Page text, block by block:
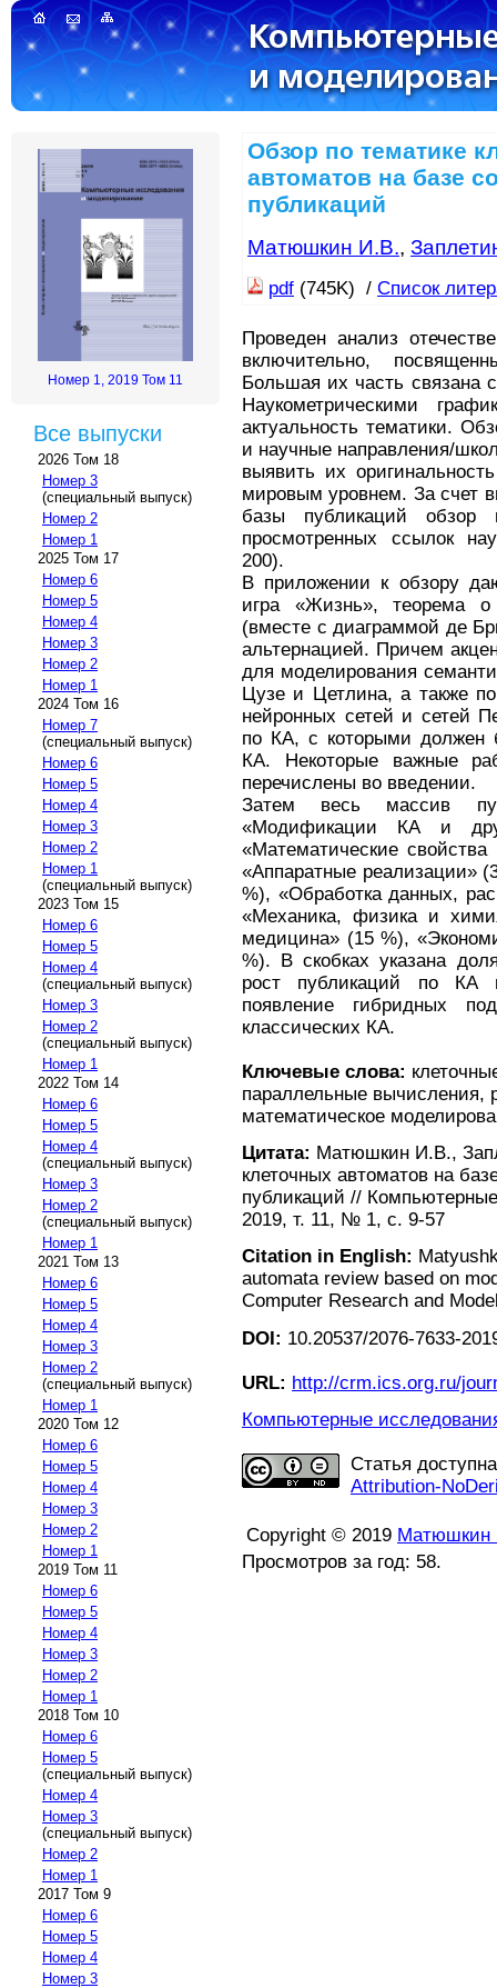
Номер 1, 2019 Том 11
Все выпуски
2026 Том 18
Номер 3
(специальный выпуск)
Номер 2
Номер 1
2025 Том 17
Номер 6
Номер 5
Номер 4
Номер 3
Номер 2
Номер 1
2024 Том 16
Номер 7
(специальный выпуск)
Номер 6
Номер 5
Номер 4
Номер 3
Номер 2
Номер 1
(специальный выпуск)
2023 Том 15
Номер 6
Номер 5
Номер 4
(специальный выпуск)
Номер 3
Номер 2
(специальный выпуск)
Номер 1
2022 Том 14
Номер 6
Номер 5
Номер 4
(специальный выпуск)
Номер 3
Номер 2
(специальный выпуск)
Номер 1
2021 Том 13
Номер 6
Номер 5
Номер 4
Номер 3
Номер 2
(специальный выпуск)
Номер 1
2020 Том 12
Номер 6
Номер 5
Номер 4
Номер 3
Номер 2
Номер 1
2019 Том 11
Номер 6
Номер 5
Номер 4
Номер 3
Номер 2
Номер 1
2018 Том 10
Номер 6
Номер 5
(специальный выпуск)
Номер 4
Номер 3
(специальный выпуск)
Номер 2
Номер 1
2017 Том 9
Номер 6
Номер 5
Номер 4
Номер 3
Обзор по тематике
автоматов на базе
публикаций
Матюшкин И.В.,
pdf (745K) / Список
Проведен анализ
включительно,
Большая их часть связана
Наукометрическими
актуальность тематики.
и научные направления/
выявить их
мировым уровнем. За счет
базы публикаций обзор
просмотренных ссылок
200).
В приложении к обзору
игра «Жизнь», теорема
(вместе с диаграммой де
альтернацией. Причем
для моделирования
Цузе и Цетлина, а также
нейронных сетей и сетей
по КА, с которыми должен
КА. Некоторые важные
перечислены во введении.
Затем весь массив
«Модификации КА и
«Математические
«Аппаратные реализации»
%), «Обработка данных,
«Механика, физика и
медицина» (15 %),
%). В скобках указана
рост публикаций по КА
появление гибридных
классических КА.
Ключевые слова:
параллельные вычисления,
математическое
Цитата: Матюшкин И.В.,
клеточных автоматов на
публикаций //
2019, т. 11, № 1, с. 9-57
Citation in English:
automata review based on
Computer Research and
DOI: 10.20537/2076-7633-
URL: http://crm.ics.org.ru/
Компьютерные
Статья
Attribution-
Copyright © 2019 Матюшкин
Просмотров за год: 58.